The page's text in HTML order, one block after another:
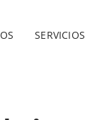
SERVICIOS